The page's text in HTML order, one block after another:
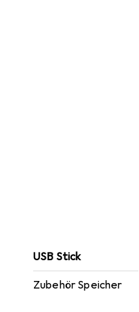
USB Stick
Zubehör Speicher